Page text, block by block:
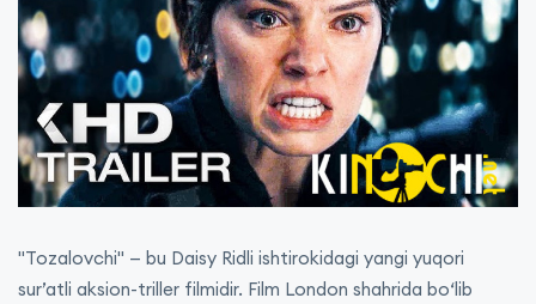
"Tozalovchi" — bu Daisy Ridli ishtirokidagi yangi yuqori
sur’atli aksion-triller filmidir. Film London shahrida bo‘lib